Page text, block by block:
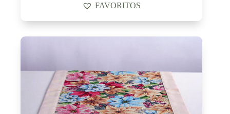
FAVORITOS